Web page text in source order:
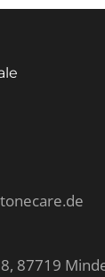
87719